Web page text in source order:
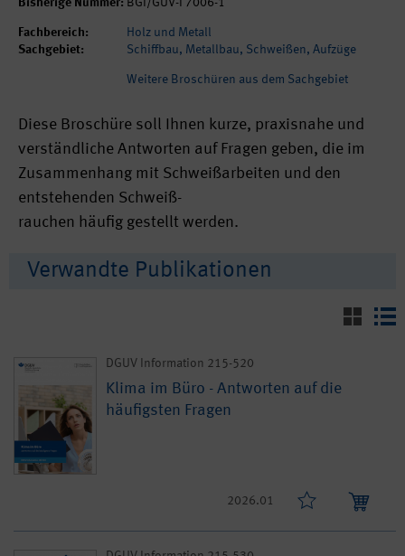
Bisherige Nummer: BGI/GUV-I 7006-1
Fachbereich:
Holz und Metall
Sachgebiet:
Schiffbau, Metallbau, Schweißen, Aufzüge
Weitere Broschüren aus dem Sachgebiet
Diese Broschüre soll Ihnen kurze, praxisnahe und
verständliche Antworten auf Fragen geben, die im
Zusammenhang mit Schweißarbeiten und den
entstehenden Schweiß-
rauchen häufig gestellt werden.
Verwandte Publikationen
DGUV Information 215-520
Klima im Büro - Antworten auf die
häufigsten Fragen
2026.01